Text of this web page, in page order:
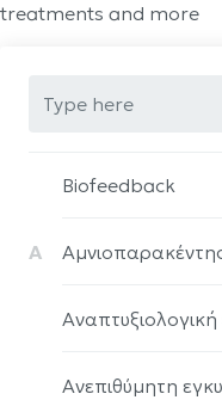
treatments and more
Biofeedback
Α
Αναπτυξιολογική
Ανεπιθύμητη